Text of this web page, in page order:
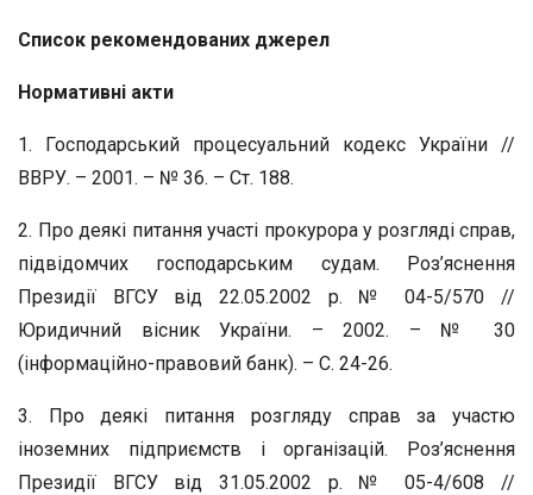
Список рекомендованих джерел
Нормативні акти
1. Господарський процесуальний кодекс України //
ВВРУ. – 2001. – № 36. – Ст. 188.
2. Про деякі питання участі прокурора у розгляді справ,
підвідомчих господарським судам. Роз’яснення
Президії ВГСУ від 22.05.2002 р. № 04-5/570 //
Юридичний вісник України. – 2002. – № 30
(інформаційно-правовий банк). – С. 24-26.
3. Про деякі питання розгляду справ за участю
іноземних підприємств і організацій. Роз’яснення
Президії ВГСУ від 31.05.2002 р. № 05-4/608 //